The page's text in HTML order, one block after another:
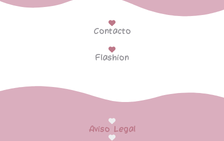
Contacto
Flashion
Aviso Legal